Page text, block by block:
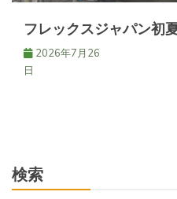
フレックスジャパン初
2026年7月26
日
検索